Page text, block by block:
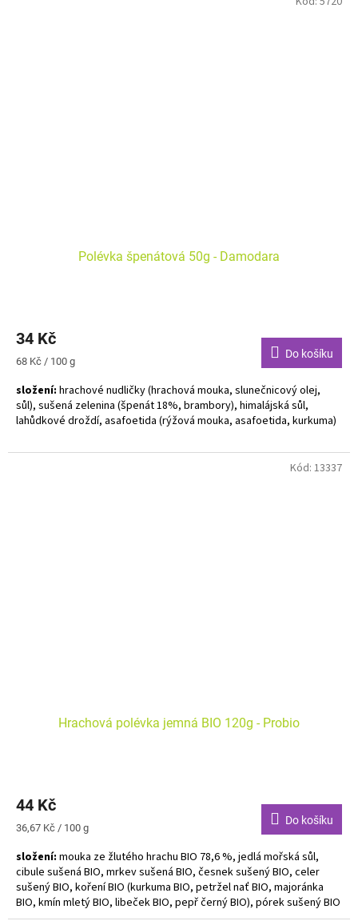
Polévka špenátová 50g - Damodara
produktu
je
4,0
z
5
hvězdiček.
34 Kč
Měrná
68 Kč / 100 g
Do košíku
složení: hrachové nudličky (hrachová mouka, slunečnicový olej,
sůl), sušená zelenina (špenát 18%, brambory), himalájská sůl,
lahůdkové droždí, asafoetida (rýžová mouka, asafoetida, kurkuma)
Alergeny uvedeny tučně. Bez lepku. Vegan. Bez GMO. Ruční výroba.
Hrachová polévka jemná BIO 120g - Probio
44 Kč
Měrná
36,67 Kč / 100 g
Do košíku
složení: mouka ze žlutého hrachu BIO 78,6 %, jedlá mořská sůl,
cibule sušená BIO, mrkev sušená BIO, česnek sušený BIO, celer
sušený BIO, koření BIO (kurkuma BIO, petržel nať BIO, majoránka
BIO, kmín mletý BIO, libeček BIO, pepř černý BIO), pórek sušený BIO
Kód: 13337